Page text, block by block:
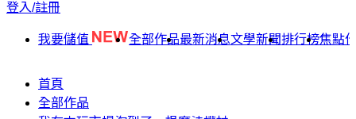
登入/註冊
我要儲值 全部作品最新消息文學新聞排行榜焦點
首頁
全部作品